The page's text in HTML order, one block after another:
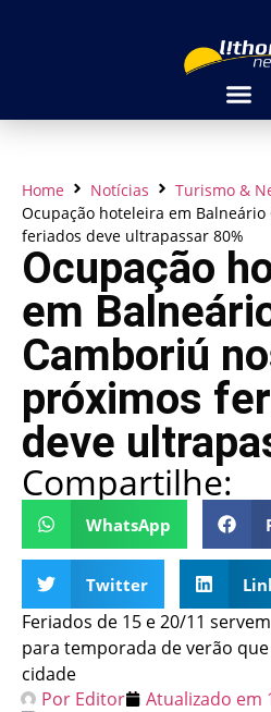
Home Notícias
Turismo &
Ocupação hoteleira em
feriados deve ultrapassar 80%
Ocupação
em
Camboriú
próximos
deve
Compartilhe:
WhatsApp
Twitter
Feriados de 15 e 20/11
para temporada de verão
cidade
Por Editor Atualizado em